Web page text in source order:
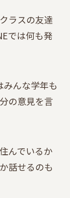
ラスの友達
では何も発
んな学年も
の意見を言
んでいるか
話せるのも